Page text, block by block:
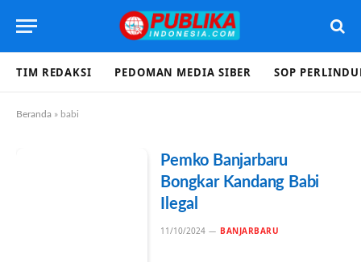
TIM REDAKSI PEDOMAN MEDIA SIBER SOP
Beranda » babi
Pemko Banjarbaru
Bongkar Kandang Babi
Ilegal
11/10/2024 BANJARBARU